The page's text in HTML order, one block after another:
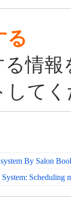
る
る情
して
By Salon
Scheduling